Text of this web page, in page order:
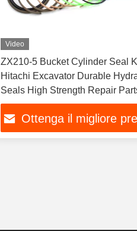
Video
ZX210-5 Bucket Cylinder Seal
Hitachi Excavator Durable
Seals High Strength Repair
Ottenga il migliore